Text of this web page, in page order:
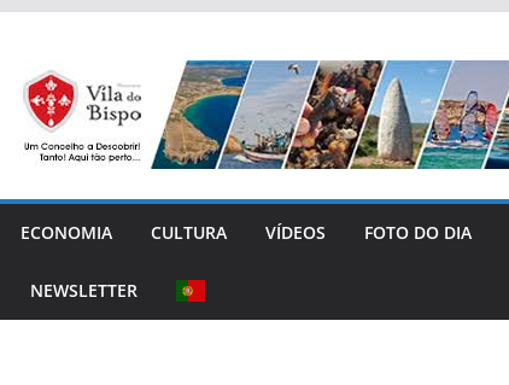
ECONOMIA CULTURA VÍDEOS FOTO DO DIA
NEWSLETTER